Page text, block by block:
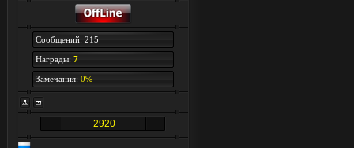
Сообщений: 215
Награды: 7
Замечания: 0%
2920